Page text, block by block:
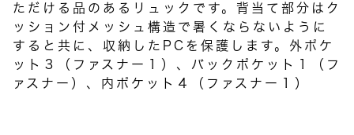
ただける品のあるリュックです。背当て部分はク
ッション付メッシュ構造で暑くならないように
すると共に、収納したPCを保護します。外ポケ
ット３（ファスナー１）、バックポケット１（フ
ァスナー）、内ポケット４（ファスナー１）